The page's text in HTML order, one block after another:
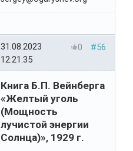
#56
0
31.08.2023
12:21:35
Книга Б.П. Вейнберга
«Желтый уголь
(Мощность
лучистой энергии
Солнца)», 1929 г.